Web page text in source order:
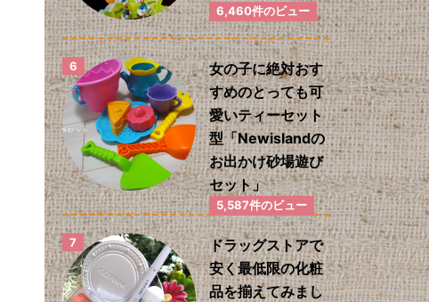
6,460件のビュー
女の子に絶対おす
すめのとっても可
愛いティーセット
型「Newislandの
お出かけ砂場遊び
セット」
5,587件のビュー
ドラッグストアで
安く最低限の化粧
品を揃えてみまし